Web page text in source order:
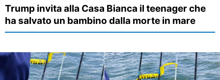
Trump invita alla Casa Bianca il teenager che
ha salvato un bambino dalla morte in mare